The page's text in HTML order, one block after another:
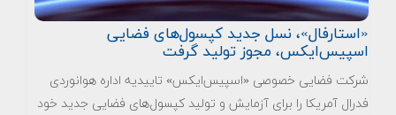
«استارفال»، نسل جدید کپسول‌های فضایی
اسپیس‌ایکس، مجوز تولید گرفت
شرکت فضایی خصوصی «اسپیس‌ایکس» تاییدیه اداره هوانوردی
فدرال آمریکا را برای آزمایش و تولید کپسول‌های فضایی جدید خود